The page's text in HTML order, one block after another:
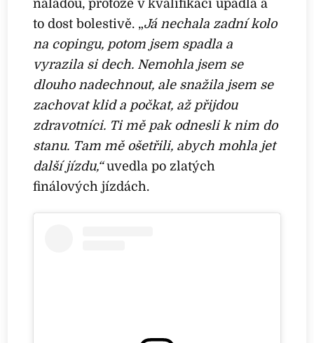
náladou, protože v kvalifikaci upadla a
to dost bolestivě. „Já nechala zadní kolo
na copingu, potom jsem spadla a
vyrazila si dech. Nemohla jsem se
dlouho nadechnout, ale snažila jsem se
zachovat klid a počkat, až přijdou
zdravotníci. Ti mě pak odnesli k nim do
stanu. Tam mě ošetřili, abych mohla jet
další jízdu,“uvedla po zlatých
finálových jízdách.